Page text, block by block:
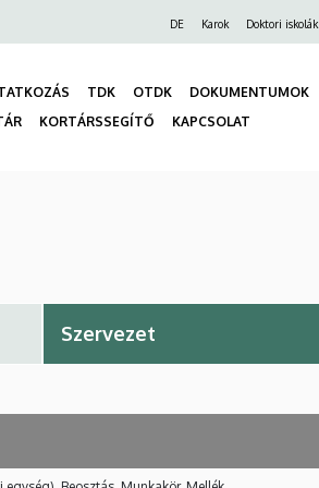
DE Karok Doktori iskolák
TDK OTDK DOKUMENTUMOK
KORTÁRSSEGÍTŐ KAPCSOLAT